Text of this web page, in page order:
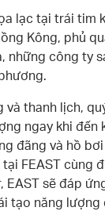
lạc tại trái tim
Kông, phủ
những công ty
và thanh lịch,
ngay khi đến
đãng và hồ
FEAST cùng
EAST sẽ đáp
tạo năng lượng